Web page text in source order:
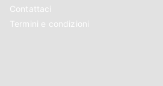
Contattaci
Termini e condizioni